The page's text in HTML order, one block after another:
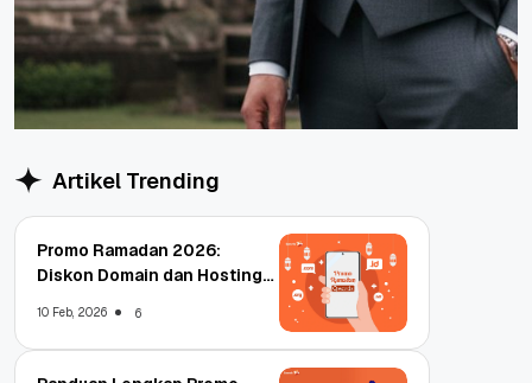
Artikel Trending
Promo Ramadan 2026:
Diskon Domain dan Hosting
10 Feb, 2026 6